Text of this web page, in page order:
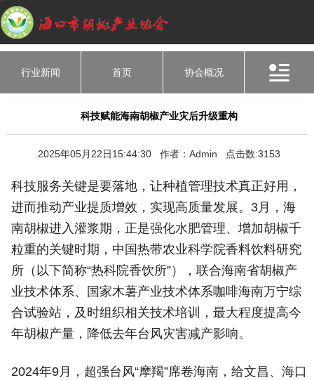
行业新闻 首页 协会概况
科技赋能海南胡椒产业灾后升级重构
2025年05月22日15:44:30 作者：Admin 点击数:3153
科技服务关键是要落地，让种植管理技术真正好用，
进而推动产业提质增效，实现高质量发展。3月，海
南胡椒进入灌浆期，正是强化水肥管理、增加胡椒千
粒重的关键时期，中国热带农业科学院香料饮料研究
所（以下简称“热科院香饮所”），联合海南省胡椒产
业技术体系、国家木薯产业技术体系咖啡海南万宁综
合试验站，及时组织相关技术培训，最大程度提高今
年胡椒产量，降低去年台风灾害减产影响。
2024年9月，超强台风“摩羯”席卷海南，给文昌、海口